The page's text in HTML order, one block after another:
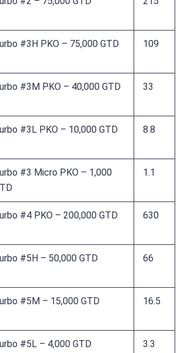
#3H PKO – 75,000 GTD 109
#3M PKO – 40,000 GTD 33
#3L PKO – 10,000 GTD 8.8
#3 Micro PKO – 1,000
1.1
#4 PKO – 200,000 GTD 630
#5H – 50,000 GTD 66
#5M – 15,000 GTD 16.5
#5L – 4,000 GTD 3.3